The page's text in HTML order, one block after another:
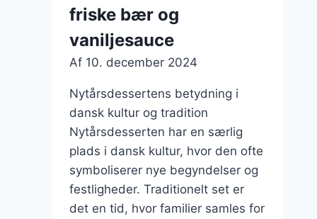
friske bær og
vaniljesauce
Af 10. december 2024
Nytårsdessertens betydning i
dansk kultur og tradition
Nytårsdesserten har en særlig
plads i dansk kultur, hvor den ofte
symboliserer nye begyndelser og
festligheder. Traditionelt set er
det en tid, hvor familier samles for